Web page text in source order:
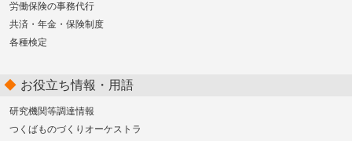
労働保険の事務代行
共済・年金・保険制度
各種検定
お役立ち情報・用語
研究機関等調達情報
つくばものづくりオーケストラ